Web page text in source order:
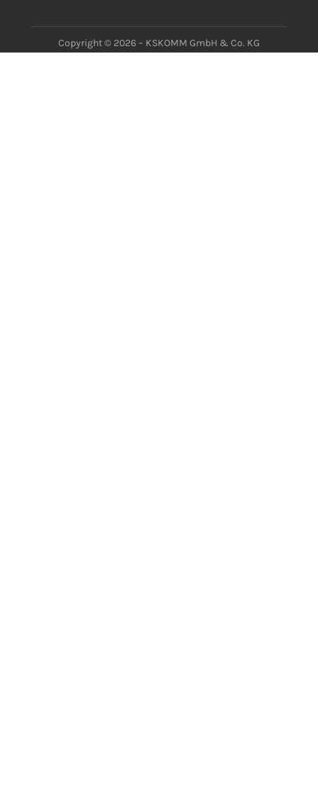
Copyright © 2026 – KSKOMM GmbH & Co. KG